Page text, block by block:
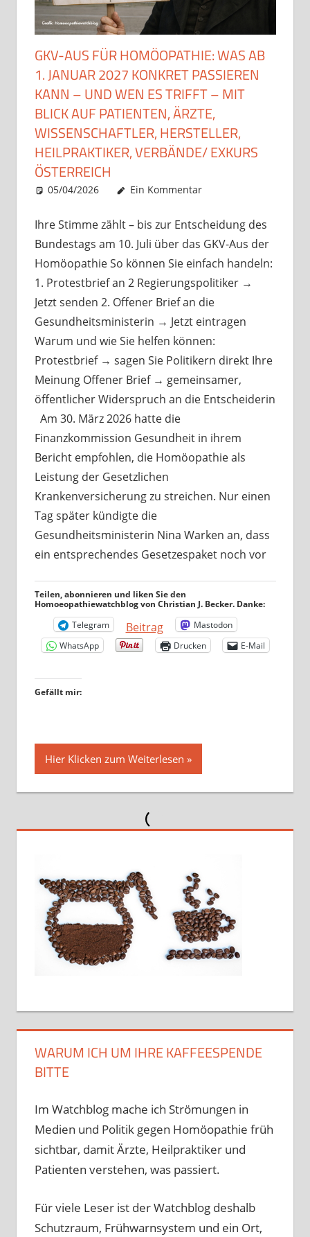
GKV-AUS FÜR HOMÖOPATHIE: WAS AB
1. JANUAR 2027 KONKRET PASSIEREN
KANN – UND WEN ES TRIFFT – MIT
BLICK AUF PATIENTEN, ÄRZTE,
WISSENSCHAFTLER, HERSTELLER,
HEILPRAKTIKER, VERBÄNDE/ EXKURS
ÖSTERREICH
05/04/2026 Christian J. Becker
Uncategorized
Ein Kommentar
Ihre Stimme zählt – bis zur Entscheidung des
Bundestags am 10. Juli über das GKV-Aus der
Homöopathie So können Sie einfach handeln:
1. Protestbrief an 2 Regierungspolitiker →
Jetzt senden 2. Offener Brief an die
Gesundheitsministerin → Jetzt eintragen
Warum und wie Sie helfen können:
Protestbrief → sagen Sie Politikern direkt Ihre
Meinung Offener Brief → gemeinsamer,
öffentlicher Widerspruch an die Entscheiderin
Am 30. März 2026 hatte die
Finanzkommission Gesundheit in ihrem
Bericht empfohlen, die Homöopathie als
Leistung der Gesetzlichen
Krankenversicherung zu streichen. Nur einen
Tag später kündigte die
Gesundheitsministerin Nina Warken an, dass
ein entsprechendes Gesetzespaket noch vor
Teilen, abonnieren und liken Sie den
Homoeopathiewatchblog von Christian J. Becker. Danke:
Telegram
Beitrag
Mastodon
WhatsApp
Drucken E-Mail
Gefällt mir:
Hier Klicken zum Weiterlesen
WARUM ICH UM IHRE KAFFEESPENDE
BITTE
Im Watchblog mache ich Strömungen in
Medien und Politik gegen Homöopathie früh
sichtbar, damit Ärzte, Heilpraktiker und
Patienten verstehen, was passiert.
Für viele Leser ist der Watchblog deshalb
Schutzraum, Frühwarnsystem und ein Ort,